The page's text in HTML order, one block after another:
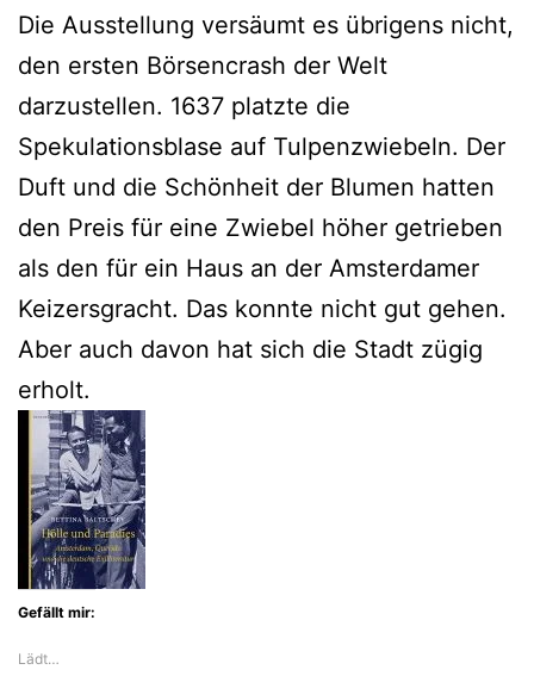
Die Ausstellung versäumt es übrigens nicht,
den ersten Börsencrash der Welt
darzustellen. 1637 platzte die
Spekulationsblase auf Tulpenzwiebeln. Der
Duft und die Schönheit der Blumen hatten
den Preis für eine Zwiebel höher getrieben
als den für ein Haus an der Amsterdamer
Keizersgracht. Das konnte nicht gut gehen.
Aber auch davon hat sich die Stadt zügig
erholt.
Gefällt mir:
Lädt…